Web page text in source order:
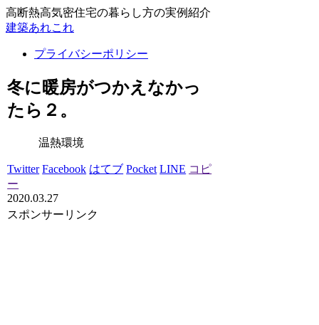
高断熱高気密住宅の暮らし方の実例紹介
建築あれこれ
プライバシーポリシー
冬に暖房がつかえなかっ
たら２。
温熱環境
Twitter Facebook はてブ Pocket LINE コピ
ー
2020.03.27
スポンサーリンク